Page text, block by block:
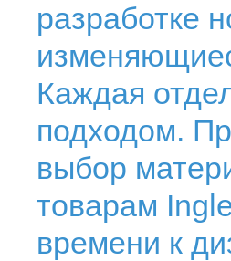
разработке
Каждая
подходом.
выбор
товарам
времени к